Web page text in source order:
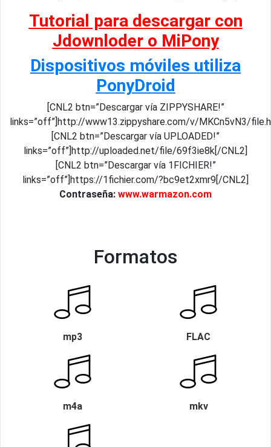
Tutorial para descargar con
Jdownloder o MiPony
Dispositivos móviles utiliza
PonyDroid
[CNL2 btn=”Descargar vía ZIPPYSHARE!”
links=”off”]http://www13.zippyshare.com/v/MKCn5vN3/
[CNL2 btn=”Descargar vía UPLOADED!”
links=”off”]http://uploaded.net/file/69f3ie8k[/CNL2]
[CNL2 btn=”Descargar vía 1FICHIER!”
links=”off”]https://1fichier.com/?bc9et2xmr9[/CNL2]
Contraseña: www.warmazon.com
Formatos
mp3 FLAC
m4a mkv